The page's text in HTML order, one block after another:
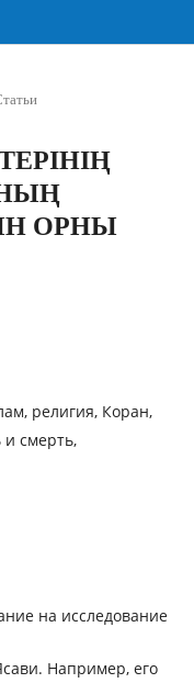
ОРНЫ
религия, Коран,
и смерть,
на исследование
Например, его